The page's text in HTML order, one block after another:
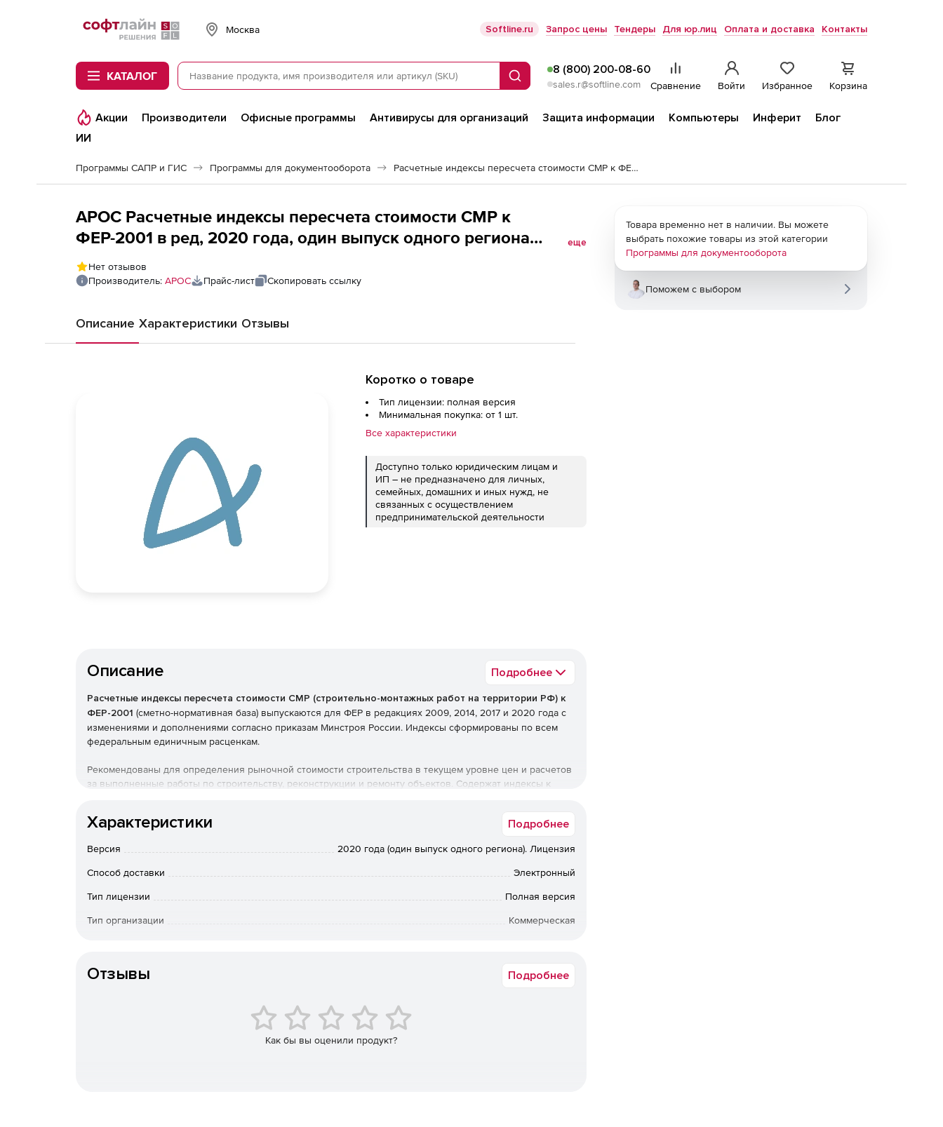
Softline
Москва Softline.ru Запрос цены Тендеры Для юр.лиц Оплата и доставка Контакты
КАТАЛОГ Поиск
8 (800) 200-08-60
sales.r@softline.com Сравнение Войти Избранное Корзина
Акции Производители Офисные программы Антивирусы для организаций Защита информации Компьютеры Инферит
Блог
ИИ
Программы САПР и ГИС Программы для документооборота Расчетные индексы пересчета стоимости СМР к ФЕР-2001
АРОС Расчетные индексы пересчета стоимости СМР к
ФЕР-2001 в ред, 2020 года, один выпуск одного региона
(лицензия), Тюменская область (1 зона) 2-е и последующие
рабочие места
еще
Нет отзывов
Производитель: АРОС Прайс-лист Скопировать ссылку
Описание Характеристики Отзывы
Коротко о товаре
Тип лицензии: полная версия
Минимальная покупка: от 1 шт.
Все характеристики
Доступно только юридическим лицам и
ИП – не предназначено для личных,
семейных, домашних и иных нужд, не
связанных с осуществлением
предпринимательской деятельности
Описание Подробнее
Расчетные индексы пересчета стоимости СМР (строительно-монтажных работ на территории РФ) к
ФЕР-2001 (сметно-нормативная база) выпускаются для ФЕР в редакциях 2009, 2014, 2017 и 2020 года с
изменениями и дополнениями согласно приказам Минстроя России. Индексы сформированы по всем
федеральным единичным расценкам.
Рекомендованы для определения рыночной стоимости строительства в текущем уровне цен и расчетов
за выполненные работы по строительству, реконструкции и ремонту объектов. Содержат индексы к
Могут использоваться при составлении сметной документации и осуществлении взаиморасчетов по
Характеристики Подробнее
Версия 2020 года (один выпуск одного региона). Лицензия
Способ доставки Электронный
Тип лицензии Полная версия
Тип организации Коммерческая
Отзывы Подробнее
Как бы вы оценили продукт?
Товара временно нет в наличии. Вы можете
выбрать похожие товары из этой категории
Программы для документооборота
Поможем с выбором